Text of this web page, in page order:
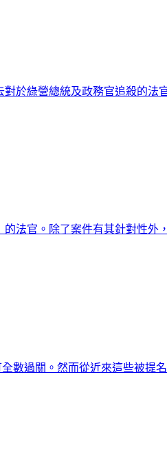
於綠營總統及政務官追殺的法
法官。除了案件有其針對性外
數過關。然而從近來這些被提